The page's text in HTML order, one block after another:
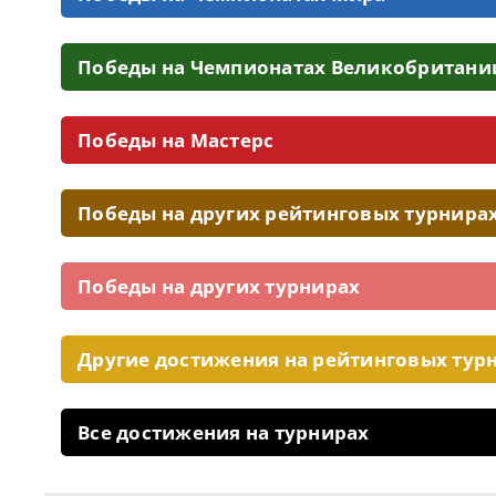
Победы на Чемпионатах
Победы на Мастерс
Победы на других рейтинговых
Победы на других турнирах
Другие достижения на рейтинговых
Все достижения на турнирах